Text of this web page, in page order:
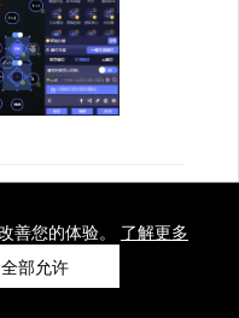
置，调节适合自己
善您的体验。 了解更多
全部允许